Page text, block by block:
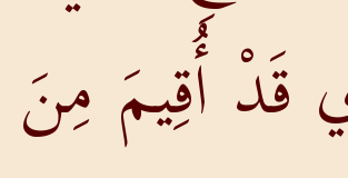
قَدْ أُقِيمَ مِنَ